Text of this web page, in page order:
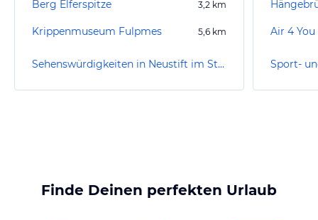
Berg Elferspitze 3,2 km
Krippenmuseum Fulpmes 5,6 km
Sehenswürdigkeiten in Neustift im Stubaital
Air 4
Finde Deinen perfekten Urlaub